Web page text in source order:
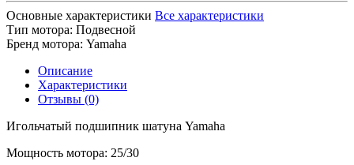
Основные характеристики Все характеристики
Тип мотора: Подвесной
Бренд мотора: Yamaha
Описание
Характеристики
Отзывы (0)
Игольчатый подшипник шатуна Yamaha
Мощность мотора: 25/30